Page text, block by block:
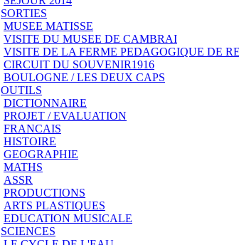
SORTIES
MUSEE MATISSE
VISITE DU MUSEE DE CAMBRAI
VISITE DE LA FERME PEDAGOGIQUE DE
CIRCUIT DU SOUVENIR1916
BOULOGNE / LES DEUX CAPS
OUTILS
DICTIONNAIRE
PROJET / EVALUATION
FRANCAIS
HISTOIRE
GEOGRAPHIE
MATHS
ASSR
PRODUCTIONS
ARTS PLASTIQUES
EDUCATION MUSICALE
SCIENCES